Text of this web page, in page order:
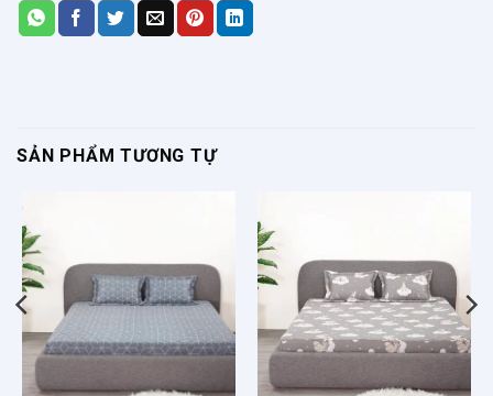
SẢN PHẨM TƯƠNG TỰ